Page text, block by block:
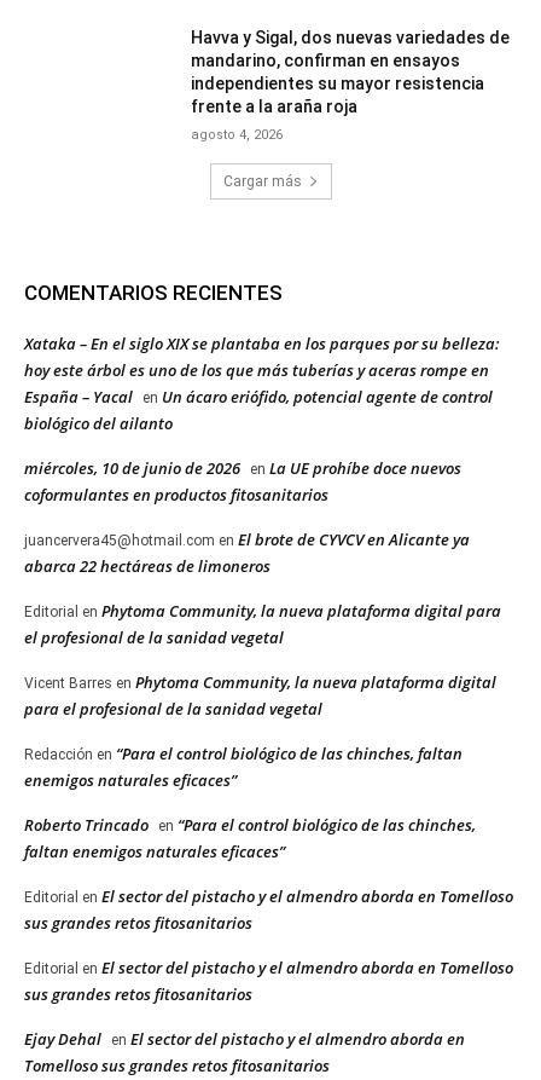
Havva y Sigal, dos nuevas variedades de
mandarino, confirman en ensayos
independientes su mayor resistencia
frente a la araña roja
agosto 4, 2026
Cargar más
COMENTARIOS RECIENTES
Xataka – En el siglo XIX se plantaba en los parques por su belleza:
hoy este árbol es uno de los que más tuberías y aceras rompe en
España – Yacal
en Un ácaro eriófido, potencial agente de control
biológico del ailanto
miércoles, 10 de junio de 2026 en La UE prohíbe doce nuevos
coformulantes en productos fitosanitarios
juancervera45@hotmail.com en El brote de CYVCV en Alicante ya
abarca 22 hectáreas de limoneros
Editorial en Phytoma Community, la nueva plataforma digital para
el profesional de la sanidad vegetal
Vicent Barres en Phytoma Community, la nueva plataforma digital
para el profesional de la sanidad vegetal
Redacción en “Para el control biológico de las chinches, faltan
enemigos naturales eficaces”
Roberto Trincado en “Para el control biológico de las chinches,
faltan enemigos naturales eficaces”
Editorial en El sector del pistacho y el almendro aborda en Tomelloso
sus grandes retos fitosanitarios
Editorial en El sector del pistacho y el almendro aborda en Tomelloso
sus grandes retos fitosanitarios
Ejay Dehal en El sector del pistacho y el almendro aborda en
Tomelloso sus grandes retos fitosanitarios